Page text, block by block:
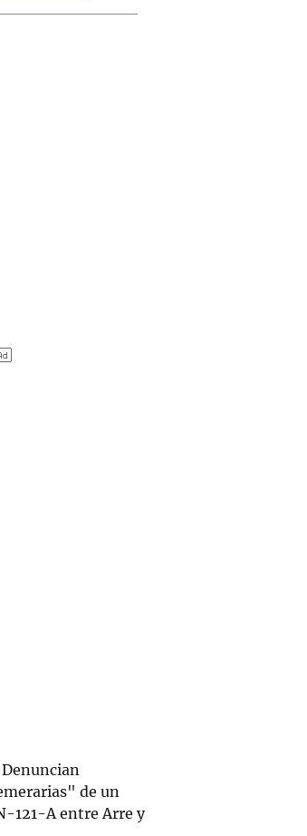
Denuncian
de un
121-A entre Arre y